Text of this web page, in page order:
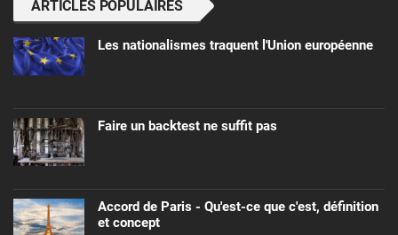
ARTICLES POPULAIRES
Les nationalismes traquent l'Union européenne
Faire un backtest ne suffit pas
Accord de Paris - Qu'est-ce que c'est, définition
et concept